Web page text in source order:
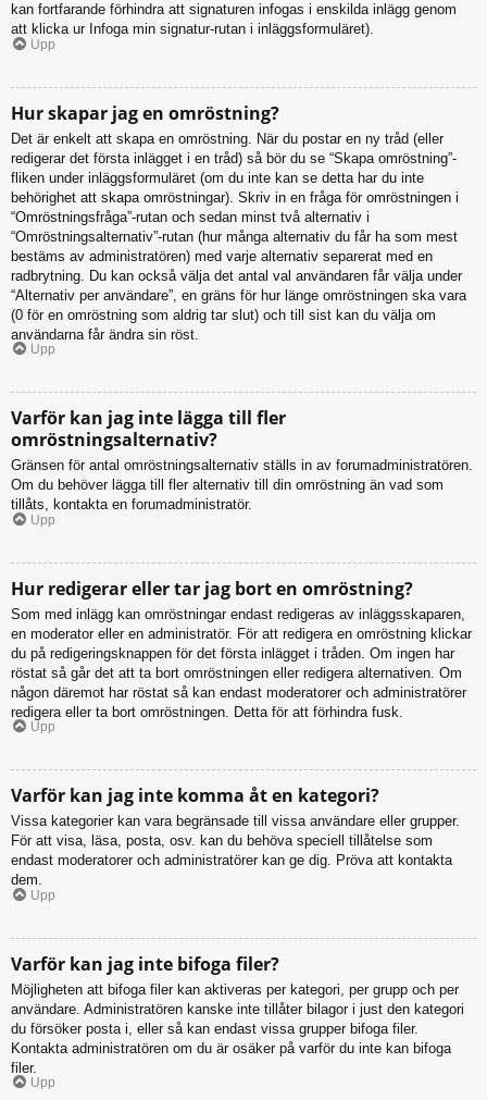
kan fortfarande förhindra att signaturen infogas i enskilda inlägg genom
att klicka ur Infoga min signatur-rutan i inläggsformuläret).
Upp
Hur skapar jag en omröstning?
Det är enkelt att skapa en omröstning. När du postar en ny tråd (eller
redigerar det första inlägget i en tråd) så bör du se “Skapa omröstning”-
fliken under inläggsformuläret (om du inte kan se detta har du inte
behörighet att skapa omröstningar). Skriv in en fråga för omröstningen i
“Omröstningsfråga”-rutan och sedan minst två alternativ i
“Omröstningsalternativ”-rutan (hur många alternativ du får ha som mest
bestäms av administratören) med varje alternativ separerat med en
radbrytning. Du kan också välja det antal val användaren får välja under
“Alternativ per användare”, en gräns för hur länge omröstningen ska vara
(0 för en omröstning som aldrig tar slut) och till sist kan du välja om
användarna får ändra sin röst.
Upp
Varför kan jag inte lägga till fler
omröstningsalternativ?
Gränsen för antal omröstningsalternativ ställs in av forumadministratören.
Om du behöver lägga till fler alternativ till din omröstning än vad som
tillåts, kontakta en forumadministratör.
Upp
Hur redigerar eller tar jag bort en omröstning?
Som med inlägg kan omröstningar endast redigeras av inläggsskaparen,
en moderator eller en administratör. För att redigera en omröstning klickar
du på redigeringsknappen för det första inlägget i tråden. Om ingen har
röstat så går det att ta bort omröstningen eller redigera alternativen. Om
någon däremot har röstat så kan endast moderatorer och administratörer
redigera eller ta bort omröstningen. Detta för att förhindra fusk.
Upp
Varför kan jag inte komma åt en kategori?
Vissa kategorier kan vara begränsade till vissa användare eller grupper.
För att visa, läsa, posta, osv. kan du behöva speciell tillåtelse som
endast moderatorer och administratörer kan ge dig. Pröva att kontakta
dem.
Upp
Varför kan jag inte bifoga filer?
Möjligheten att bifoga filer kan aktiveras per kategori, per grupp och per
användare. Administratören kanske inte tillåter bilagor i just den kategori
du försöker posta i, eller så kan endast vissa grupper bifoga filer.
Kontakta administratören om du är osäker på varför du inte kan bifoga
filer.
Upp